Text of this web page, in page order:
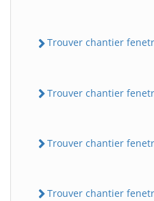
Trouver chantier
Trouver chantier
Trouver chantier
Trouver chantier